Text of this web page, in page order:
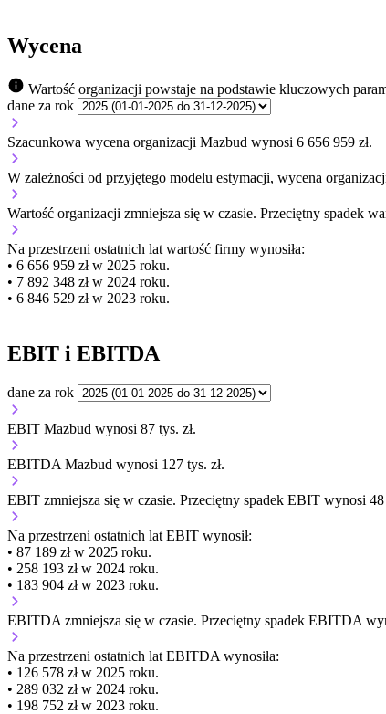
Wycena
Wartość organizacji powstaje na podstawie kluczowych
dane za rok
Szacunkowa wycena organizacji Mazbud wynosi 6 656 959 zł.
W zależności od przyjętego modelu estymacji, wycena
Wartość organizacji zmniejsza się w czasie. Przeciętny spadek
Na przestrzeni ostatnich lat wartość firmy wynosiła:
• 6 656 959 zł w 2025 roku.
• 7 892 348 zł w 2024 roku.
• 6 846 529 zł w 2023 roku.
EBIT i EBITDA
dane za rok
EBIT Mazbud wynosi 87 tys. zł.
EBITDA Mazbud wynosi 127 tys. zł.
EBIT zmniejsza się w czasie. Przeciętny spadek EBIT wynosi 48
Na przestrzeni ostatnich lat EBIT wynosił:
• 87 189 zł w 2025 roku.
• 258 193 zł w 2024 roku.
• 183 904 zł w 2023 roku.
EBITDA zmniejsza się w czasie. Przeciętny spadek EBITDA
Na przestrzeni ostatnich lat EBITDA wynosiła:
• 126 578 zł w 2025 roku.
• 289 032 zł w 2024 roku.
• 198 752 zł w 2023 roku.